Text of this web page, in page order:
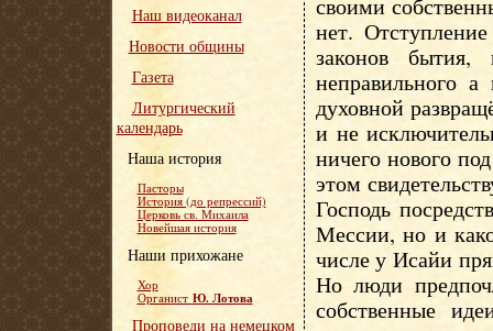
своими
нет.
законов бытия,
неправильного
духовной
и не
ничего нового
этом
Господь
Мессии, но и
числе у Исайи
Но люди
собственные
Наш видеоканал
Новости общины
Газета
Литургический
календарь
Наша история
Пасторы
История (до репрессий)
Церковь св. Михаила
Новейшая история
Наши прихожане
Хор
Органист Ю. Лотова
Проповеди на немецком